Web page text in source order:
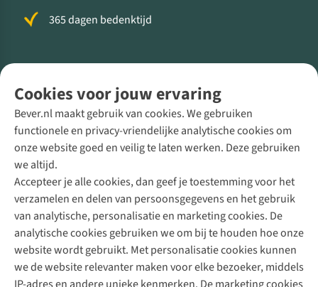
Cookies voor jouw ervaring
Bever.nl maakt gebruik van cookies. We gebruiken
functionele en privacy-vriendelijke analytische cookies om
onze website goed en veilig te laten werken. Deze gebruiken
we altijd.
Accepteer je alle cookies, dan geef je toestemming voor het
verzamelen en delen van persoonsgegevens en het gebruik
van analytische, personalisatie en marketing cookies. De
analytische cookies gebruiken we om bij te houden hoe onze
website wordt gebruikt. Met personalisatie cookies kunnen
we de website relevanter maken voor elke bezoeker, middels
365 dagen bedenktijd
Direct advies van een Buitenexpert
+31 (0)85 888 50 88
+31 6 12 28 49 80
Contactformulier